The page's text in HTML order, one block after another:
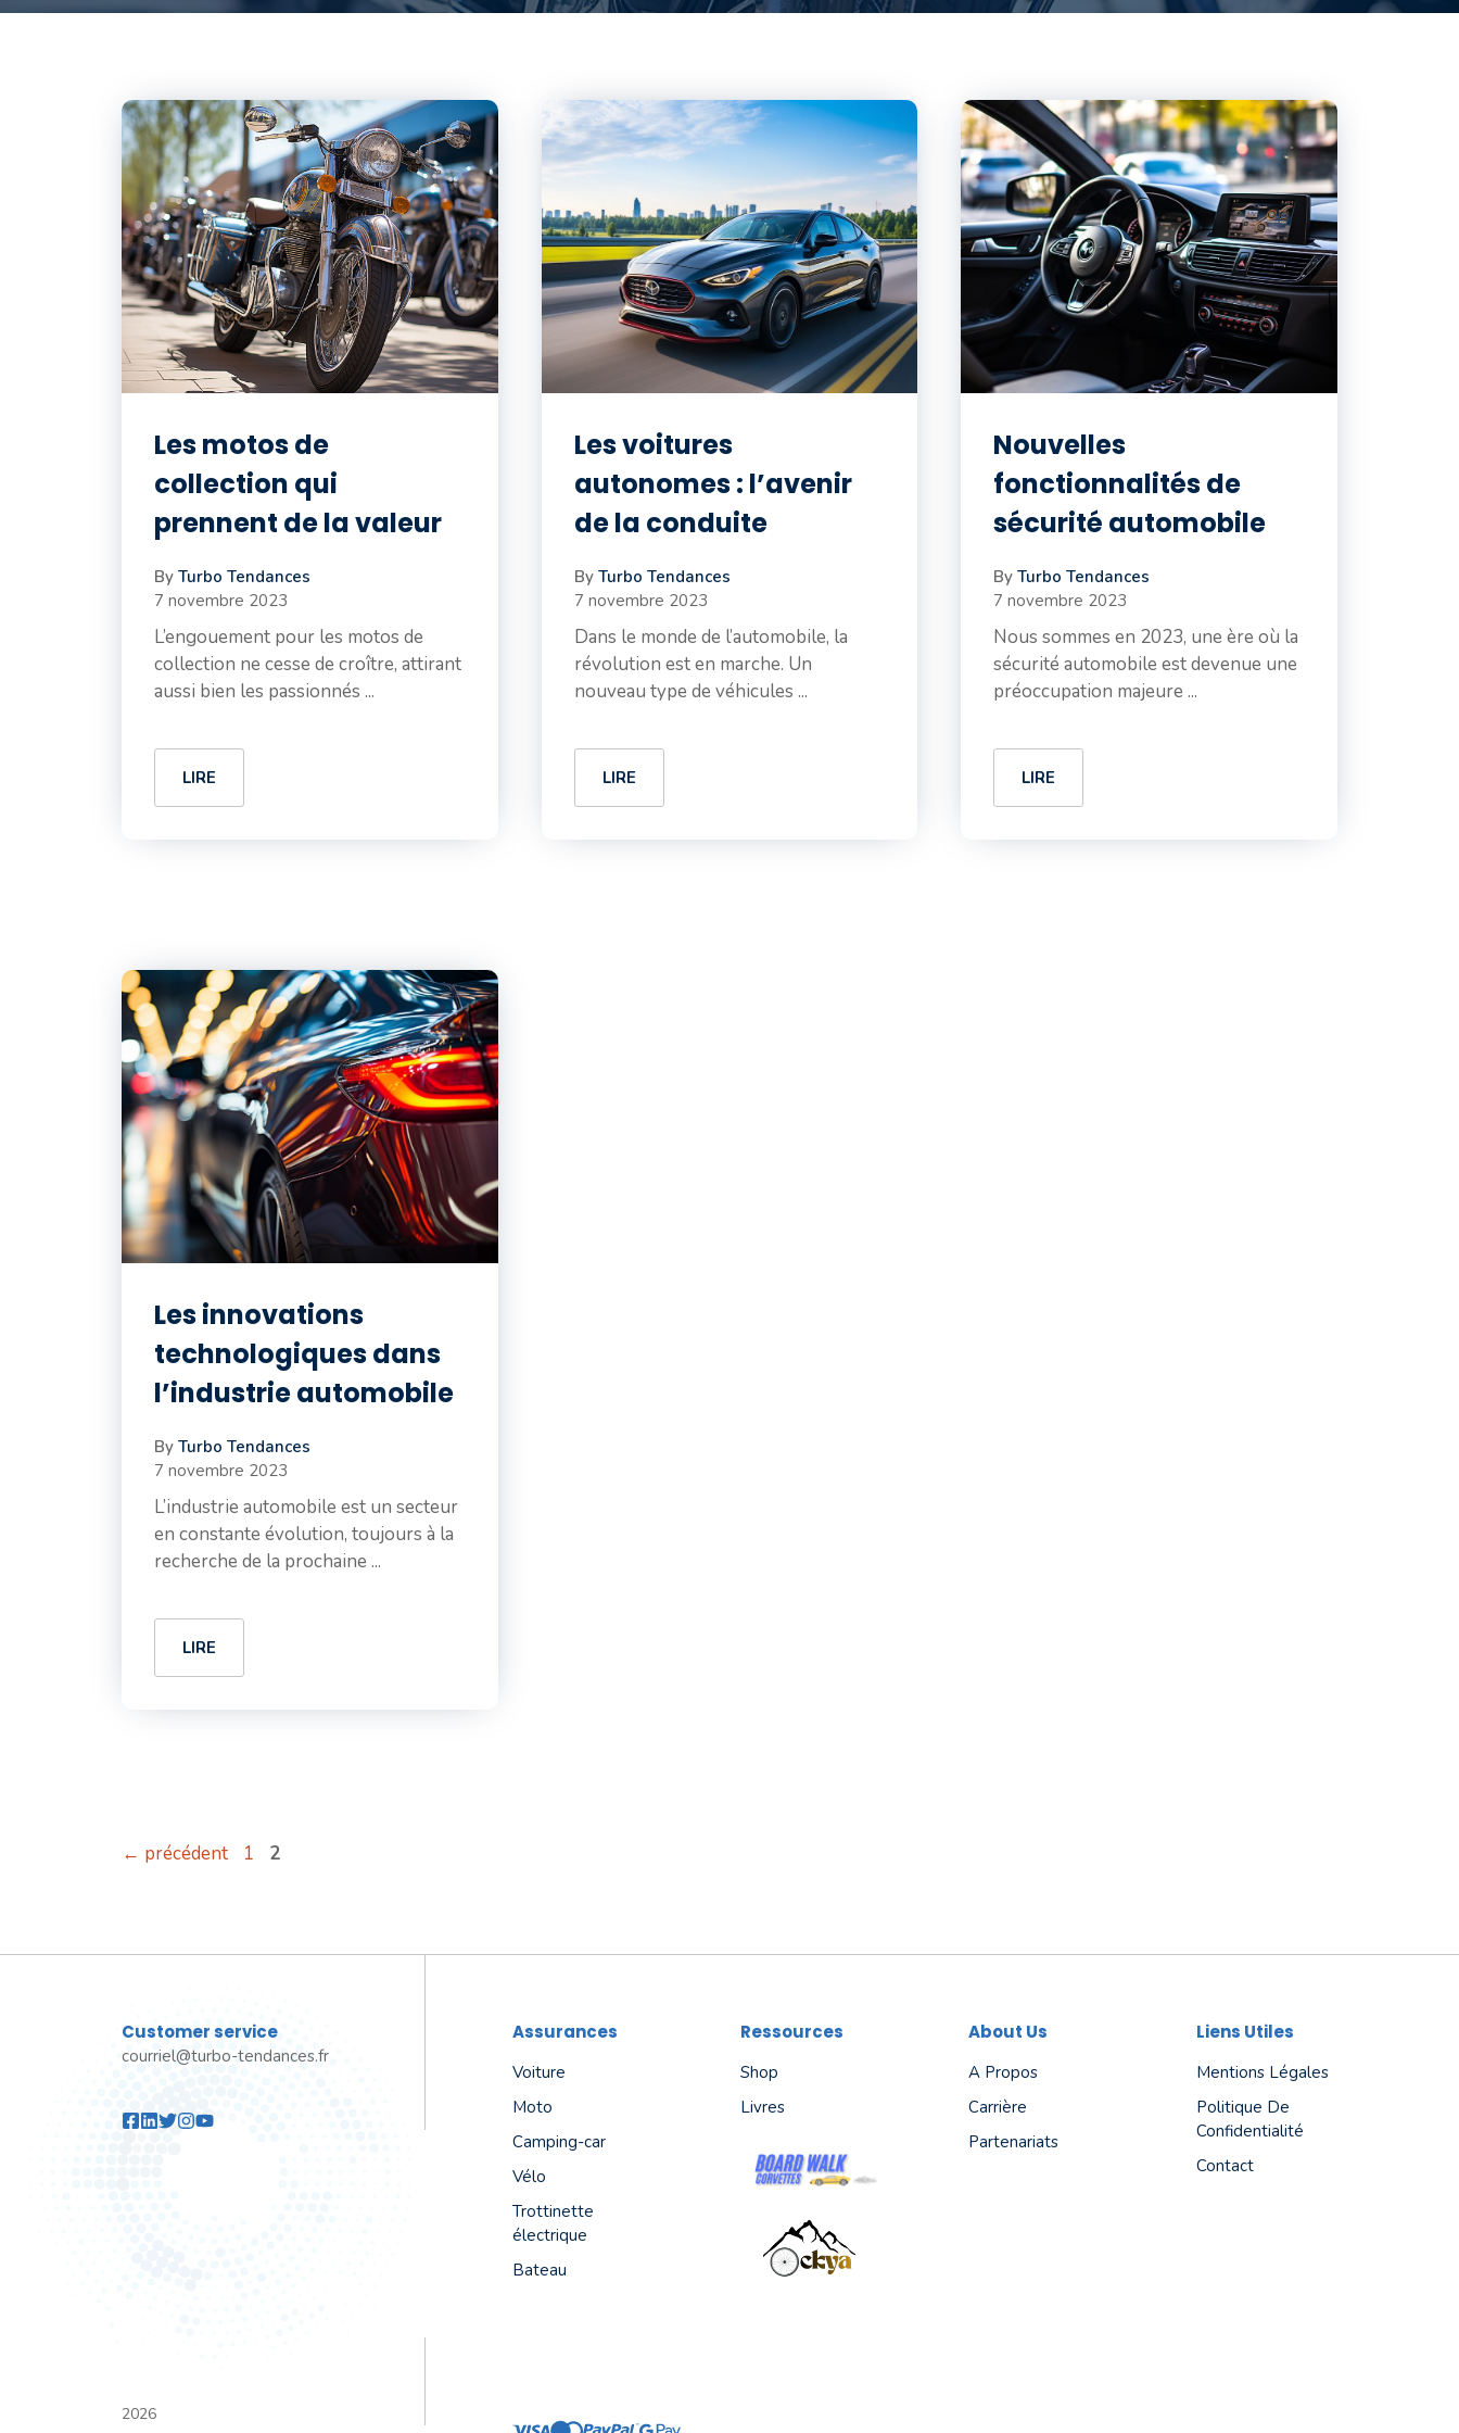
Les motos de
collection qui
prennent de la valeur
By Turbo Tendances
7 novembre 2023
L’engouement pour les motos de
collection ne cesse de croître, attirant
aussi bien les passionnés ...
LIRE
Les voitures
autonomes : l’avenir
de la conduite
By Turbo Tendances
7 novembre 2023
Dans le monde de l’automobile, la
révolution est en marche. Un
nouveau type de véhicules ...
LIRE
Nouvelles
fonctionnalités de
sécurité automobile
ByTurbo Tendances
7 novembre 2023
Nous sommes en 2023, une ère où la
sécurité automobile est devenue une
préoccupation majeure ...
LIRE
Les innovations
technologiques dans
l’industrie automobile
By Turbo Tendances
7 novembre 2023
L’industrie automobile est un secteur
en constante évolution, toujours à la
recherche de la prochaine ...
LIRE
← précédent Page
1 Page
2
Customer service
courriel@turbo-tendances.fr
Assurances
Voiture
Moto
Camping-car
Vélo
Trottinette
électrique
Bateau
Ressources
Shop
Livres
About Us
A Propos
Carrière
Partenariats
Liens Utiles
Mentions Légales
Politique De
Confidentialité
Contact
2026